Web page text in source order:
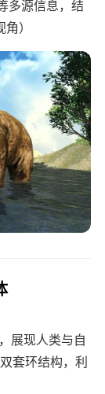
多源信息，结
）
展现人类与自
套环结构，利